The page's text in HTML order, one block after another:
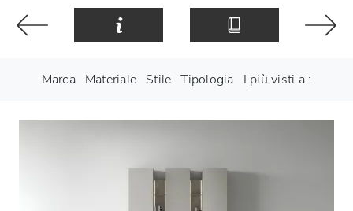
Marca Materiale Stile Tipologia I più visti a :